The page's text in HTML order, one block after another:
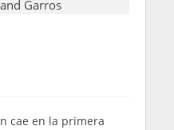
cae en la primera